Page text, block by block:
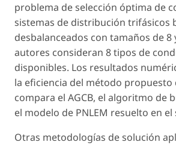
problema de selección óptima de
sistemas de distribución trifásicos
desbalanceados con tamaños de 8
autores consideran 8 tipos de
disponibles. Los resultados
la eficiencia del método propuesto
compara el AGCB, el algoritmo de
el modelo de PNLEM resuelto en el
Otras metodologías de solución